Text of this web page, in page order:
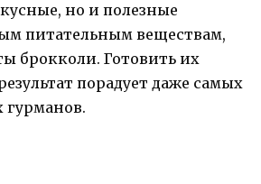
но и полезные
питательным веществам,
брокколи. Готовить их
порадует даже самых
гурманов.